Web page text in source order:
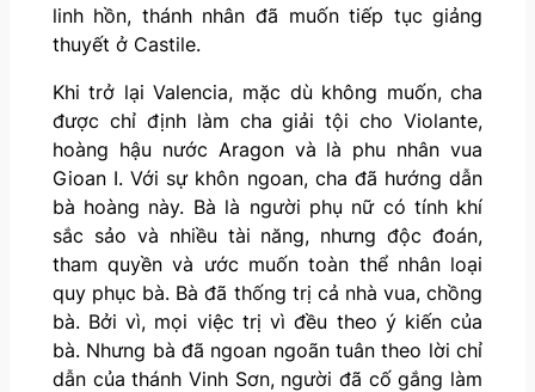
linh hồn, thánh nhân đã muốn tiếp tục giảng
thuyết ở Castile.
Khi trở lại Valencia, mặc dù không muốn, cha
được chỉ định làm cha giải tội cho Violante,
hoàng hậu nước Aragon và là phu nhân vua
Gioan I. Với sự khôn ngoan, cha đã hướng dẫn
bà hoàng này. Bà là người phụ nữ có tính khí
sắc sảo và nhiều tài năng, nhưng độc đoán,
tham quyền và ước muốn toàn thể nhân loại
quy phục bà. Bà đã thống trị cả nhà vua, chồng
bà. Bởi vì, mọi việc trị vì đều theo ý kiến của
bà. Nhưng bà đã ngoan ngoãn tuân theo lời chỉ
dẫn của thánh Vinh Sơn, người đã cố gắng làm